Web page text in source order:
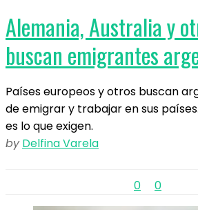
Alemania, Australia y
buscan emigrantes
Países europeos y otros buscan
de emigrar y trabajar en sus
es lo que exigen.
by Delfina Varela
0 0